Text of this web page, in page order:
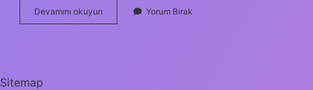
Devamını okuyun
Çok
Yorum Bırak
Sitemap